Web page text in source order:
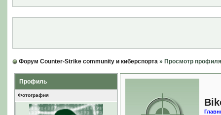
Форум Counter-Strike community и киберспорта» Просмотр профиля
Профиль
Фотография